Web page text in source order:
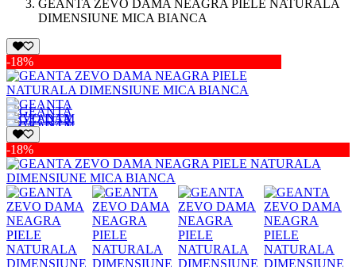
GEANTA ZEVO DAMA NEAGRA PIELE NATURALA
DIMENSIUNE MICA BIANCA
-18%
-18%